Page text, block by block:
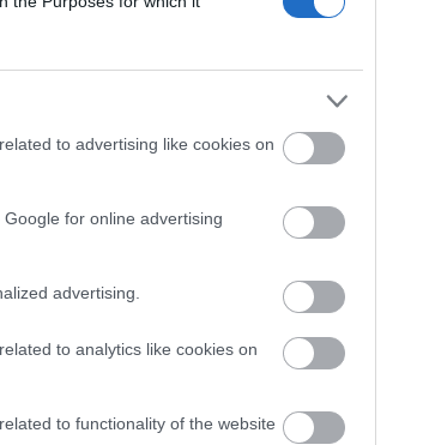
to advertising like cookies on
for online advertising
advertising.
to analytics like cookies on
to functionality of the website
táncos-komikus arról…
közönségszervezőt keres!